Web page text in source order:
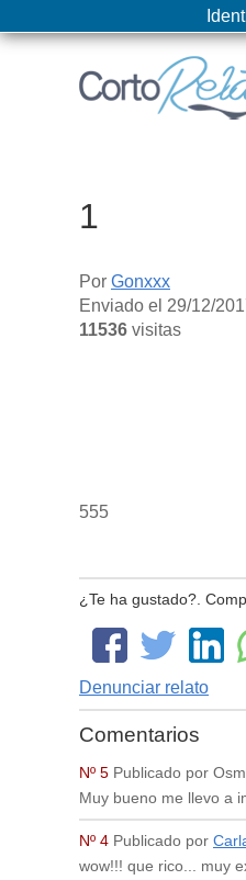
1
Por Gonxxx
Enviado el 29/12/
11536 visitas
555
¿Te ha gustado?.
Denunciar relato
Comentarios
Nº 5 Publicado por
Muy bueno me llevo a
Nº 4 Publicado por
wow!!! que rico... muy